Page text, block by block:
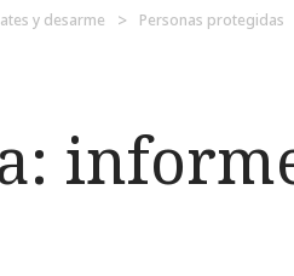
y desarme Personas protegidas